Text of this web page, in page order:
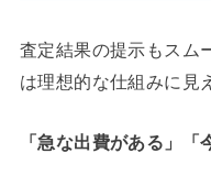
査定結果の提示もスム
は理想的な仕組みに見
「急な出費がある」「